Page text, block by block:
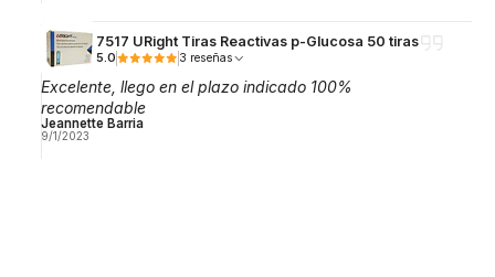
7517 URight Tiras Reactivas p-Glucosa 50 tiras
5.0 3 reseñas
Excelente, llego en el plazo indicado 100%
recomendable
Jeannette Barria
9/1/2023